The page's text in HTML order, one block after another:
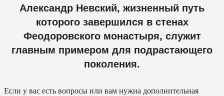
Александр Невский, жизненный путь
которого завершился в стенах
Феодоровского монастыря, служит
главным примером для подрастающего
поколения.
Если у вас есть вопросы или вам нужна дополнительная